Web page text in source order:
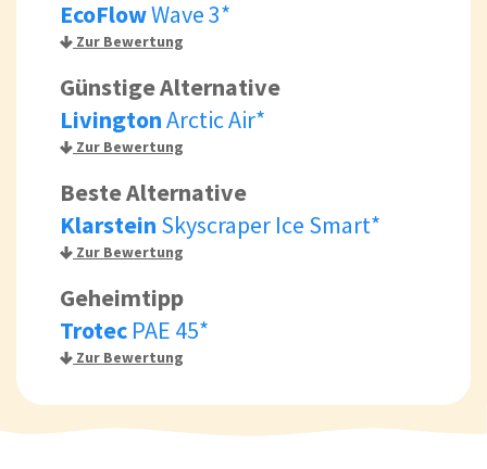
EcoFlowWave 3*
Zur Bewertung
Günstige Alternative
LivingtonArctic Air*
Zur Bewertung
Beste Alternative
Klarstein Skyscraper Ice Smart*
Zur Bewertung
Geheimtipp
Trotec PAE 45*
Zur Bewertung